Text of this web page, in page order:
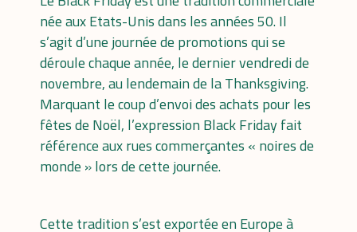
née aux Etats-Unis dans les années 50. Il
s’agit d’une journée de promotions qui se
déroule chaque année, le dernier vendredi de
novembre, au lendemain de la Thanksgiving.
Marquant le coup d’envoi des achats pour les
fêtes de Noël, l’expression Black Friday fait
référence aux rues commerçantes « noires de
monde » lors de cette journée.
Cette tradition s’est exportée en Europe à